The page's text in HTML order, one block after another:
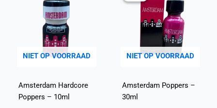
NIET OP VOORRAAD
Amsterdam Hardcore
Poppers – 10ml
NIET OP VOORRAAD
Amsterdam Poppers –
30ml